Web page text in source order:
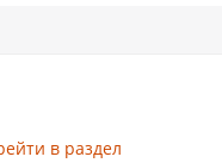
в раздел